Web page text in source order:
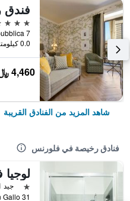
5 نجوم
0.0 كيلومتر عن وسط المدينة
4,460 ﷼
شاهد المزيد من الفنادق القريبة
فنادق رخيصة في فلورنس
لوجيا
نجمةجيد 7.1